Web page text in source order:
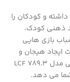
و کودکان را
ذهنی کودک،
بازی هایی
ایجاد هیجان و
تخلیه انرژی او نیز گردد. اسباب بازی تانک نظامی مدل LCF 789.3
می دهد.